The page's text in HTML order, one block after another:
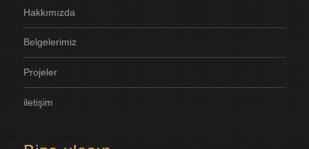
Hakkımızda
Belgelerimiz
Projeler
iletişim